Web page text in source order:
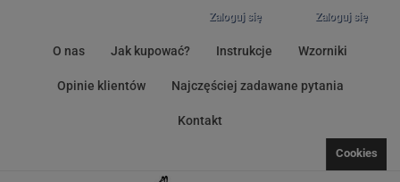
Zaloguj się
Zaloguj się
O nas Jak kupować? Instrukcje Wzorniki
Opinie klientów Najczęściej zadawane pytania
Kontakt
Cookies